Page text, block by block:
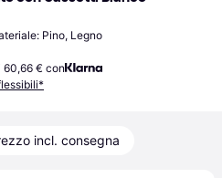
Pino, Legno
€ con
incl. consegna